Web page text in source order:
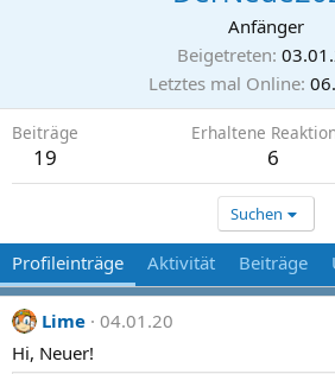
Anfänger
Beigetreten
Letztes mal Online
Beiträge
19
Erhaltene
6
Suchen
Profileinträge Aktivität Beiträge
Lime 04.01.20
Hi, Neuer!